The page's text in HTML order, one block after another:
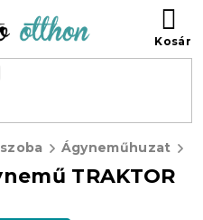
Ágyneműhuzat
TRAKTOR